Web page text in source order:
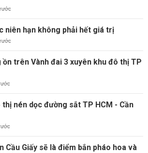
niên hạn không phải hết giá trị
trên Vành đai 3 xuyên khu đô thị TP
nén dọc đường sắt TP HCM - Cần
Cầu Giấy sẽ là điểm bắn pháo hoa và